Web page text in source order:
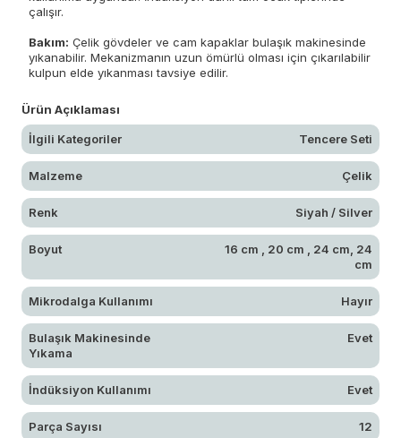
çalışır.
Bakım: Çelik gövdeler ve cam kapaklar bulaşık makinesinde
yıkanabilir. Mekanizmanın uzun ömürlü olması için çıkarılabilir
kulpun elde yıkanması tavsiye edilir.
Ürün Açıklaması
İlgili Kategoriler Tencere Seti
Malzeme Çelik
Renk Siyah / Silver
Boyut
16 cm , 20 cm , 24 cm, 24
cm
Mikrodalga Kullanımı Hayır
Bulaşık Makinesinde
Yıkama
Evet
İndüksiyon Kullanımı Evet
Parça Sayısı 12